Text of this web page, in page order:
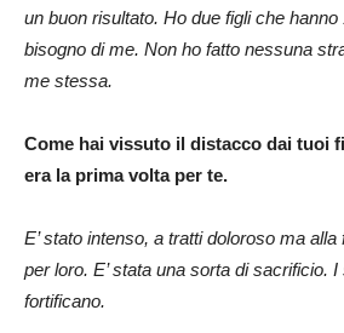
un buon risultato. Ho due figli che
bisogno di me. Non ho fatto nessuna
me stessa.
Come hai vissuto il distacco dai tuoi
era la prima volta per te.
E’ stato intenso, a tratti doloroso ma alla
per loro. E’ stata una sorta di sacrificio.
fortificano.